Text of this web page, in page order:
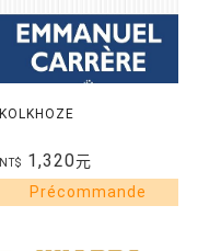
KOLKHOZE
NT$ 1,320元